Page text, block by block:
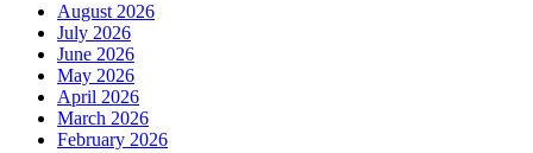
August 2026
July 2026
June 2026
May 2026
April 2026
March 2026
February 2026